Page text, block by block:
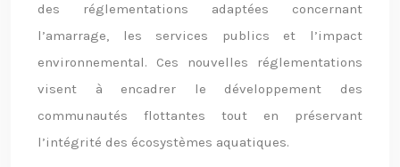
des réglementations adaptées concernant
l’amarrage, les services publics et l’impact
environnemental. Ces nouvelles réglementations
visent à encadrer le développement des
communautés flottantes tout en préservant
l’intégrité des écosystèmes aquatiques.